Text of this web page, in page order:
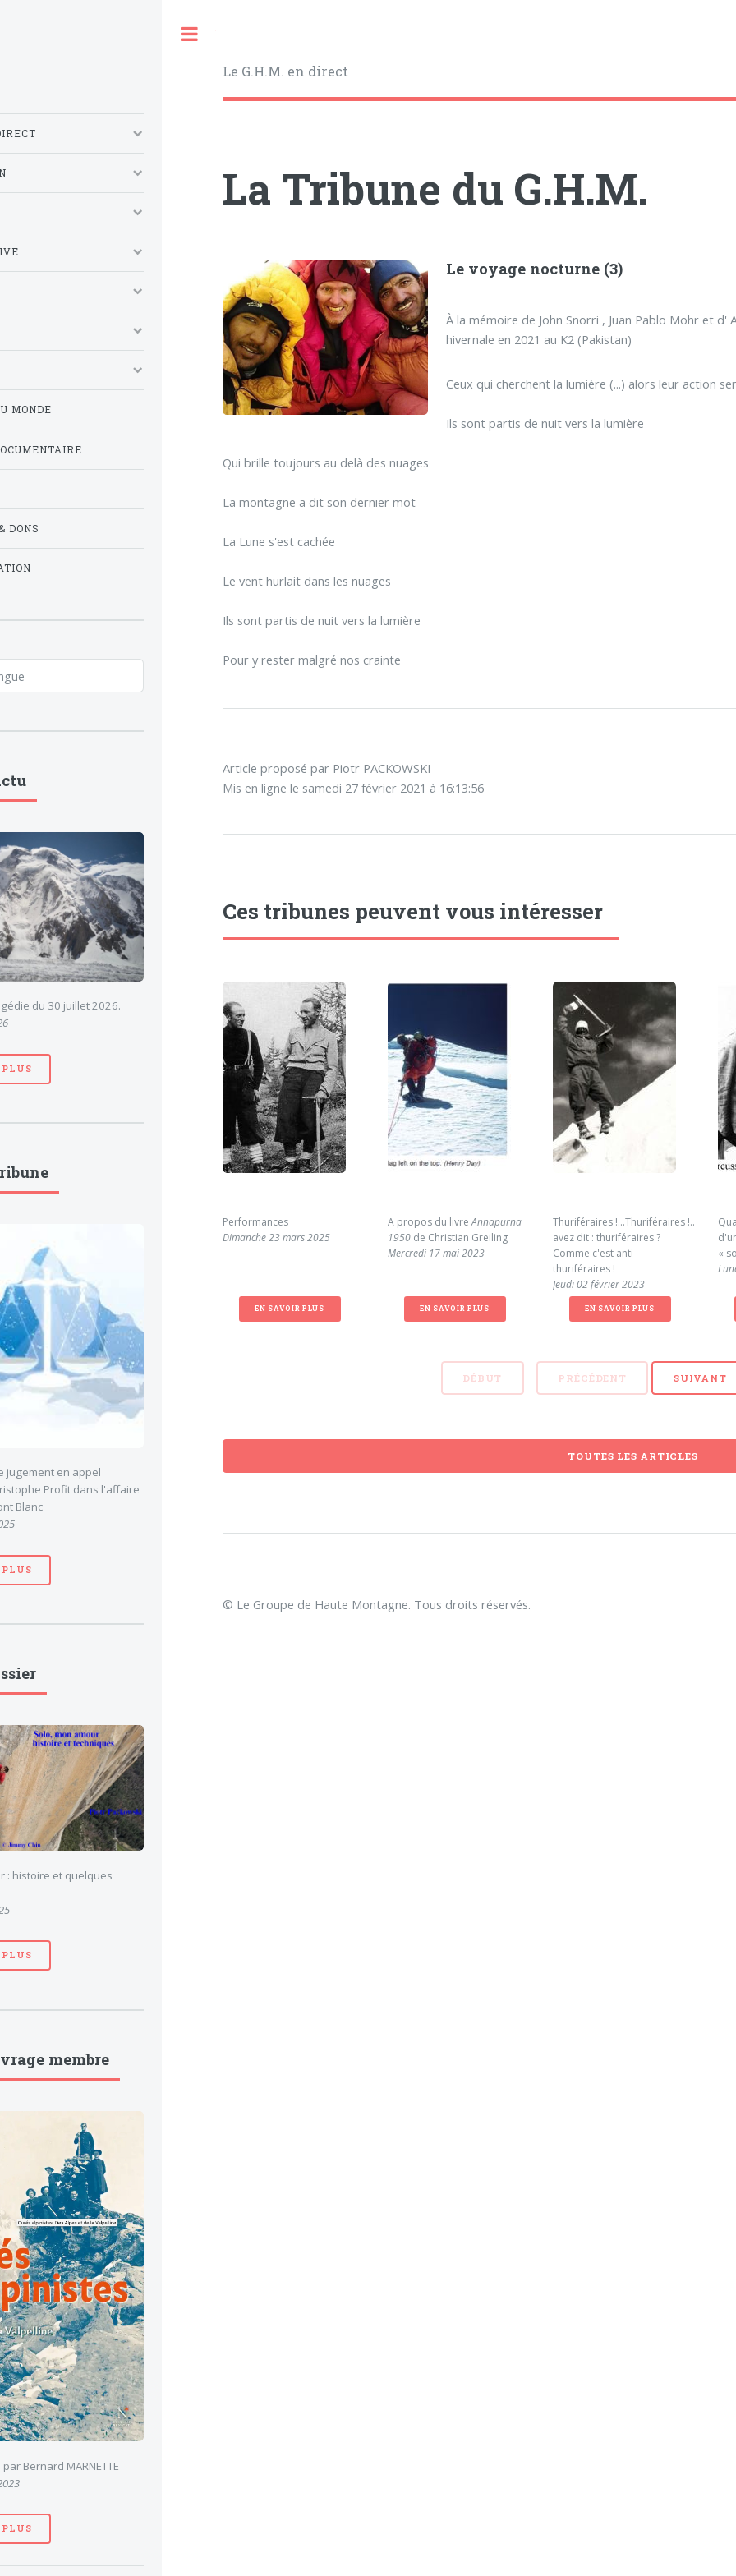
Le G.H.M. en direct
La Tribune du G.H.M.
Le voyage nocturne (3)
À la mémoire de John Snorri , Juan Pablo Mohr et
hivernale en 2021 au K2 (Pakistan)
Ceux qui cherchent la lumière (...) alors leur action
Ils sont partis de nuit vers la lumière
Qui brille toujours au delà des nuages
La montagne a dit son dernier mot
La Lune s'est cachée
Le vent hurlait dans les nuages
Ils sont partis de nuit vers la lumière
Pour y rester malgré nos crainte
Article proposé par Piotr PACKOWSKI
Mis en ligne le samedi 27 février 2021 à 16:13:56
Ces tribunes peuvent vous intéresser
Performances
Dimanche 23 mars 2025
EN SAVOIR PLUS
A propos du livreAnnapurna
1950de Christian Greiling
Mercredi 17 mai 2023
EN SAVOIR PLUS
Thuriféraires !...Thuriféraires !...Vous
avez dit : thuriféraires ?
Comme c'est anti-
thuriféraires !
Jeudi 02 février 2023
EN SAVOIR PLUS
«
DÉBUT PRÉCÉDENT SUIVANT
TOUTES LES ARTICLES
© Le Groupe de Haute Montagne. Tous droits réservés.
MONDE
DONS
du 30 juillet 2026.
PLUS
jugement en appel
Profit dans l'affaire
Blanc
PLUS
: histoire et quelques
PLUS
membre
Bernard MARNETTE
PLUS